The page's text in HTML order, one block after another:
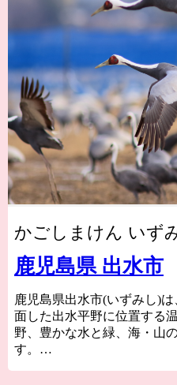
かごしまけん いず
鹿児島県 出水市
鹿児島県出水市(いずみし)
面した出水平野に位置する
野、豊かな水と緑、海・山
す。